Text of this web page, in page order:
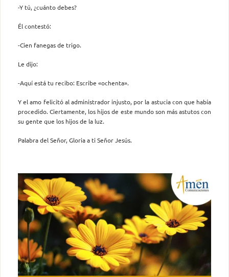
-Y tú, ¿cuánto debes?
Él contestó:
-Cien fanegas de trigo.
Le dijo:
-Aquí está tu recibo: Escribe «ochenta».
Y el amo felicitó al administrador injusto, por la astucia con que había
procedido. Ciertamente, los hijos de este mundo son más astutos con
su gente que los hijos de la luz.
Palabra del Señor, Gloria a ti Señor Jesús.